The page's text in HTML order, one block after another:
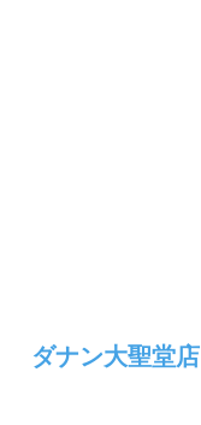
ダナン大聖堂店